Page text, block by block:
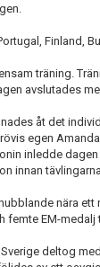
Finland,
träning.
avslutades
åt det
egen
inledde
innan
nära ett
femte EM-medalj
deltog